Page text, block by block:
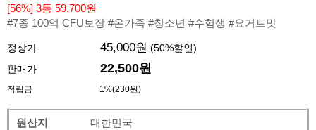
[56%] 3통 59,700원
#7종 100억 CFU보장 #온가족 #청소년 #수험생 #요거트맛
정상가 45,000원 (50%할인)
판매가
22,500원
적립금 1%(230원)
원산지
대한민국